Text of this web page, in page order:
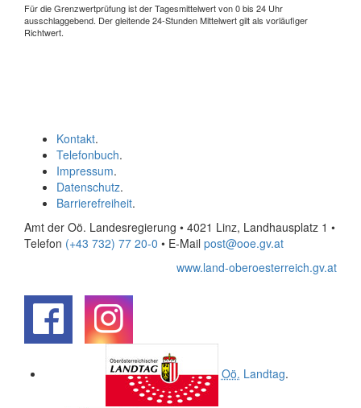
Für die Grenzwertprüfung ist der Tagesmittelwert von 0 bis 24 Uhr
ausschlaggebend. Der gleitende 24-Stunden Mittelwert gilt als vorläufiger
Richtwert.
Kontakt.
Telefonbuch.
Impressum.
Datenschutz.
Barrierefreiheit.
Amt der Oö. Landesregierung • 4021 Linz, Landhausplatz 1 •
Telefon (+43 732) 77 20-0 • E-Mail post@ooe.gv.at
www.land-oberoesterreich.gv.at
Oö. Landtag.